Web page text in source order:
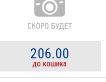
206.00
до кошика